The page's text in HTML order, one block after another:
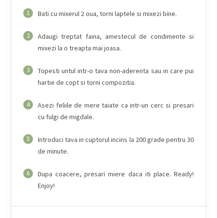
1 Bati cu mixerul 2 oua, torni laptele si mixezi bine.
2
Adaugi treptat faina, amestecul de condimente si
mixezi la o treapta mai joasa.
3
Topesti untul intr-o tava non-aderenta sau in care pui
hartie de copt si torni compozitia.
4
Asezi feliile de mere taiate ca intr-un cerc si presari
cu fulgi de migdale.
5
Introduci tava in cuptorul incins la 200 grade pentru 30
de minute.
6
Dupa coacere, presari miere daca iti place. Ready!
Enjoy!